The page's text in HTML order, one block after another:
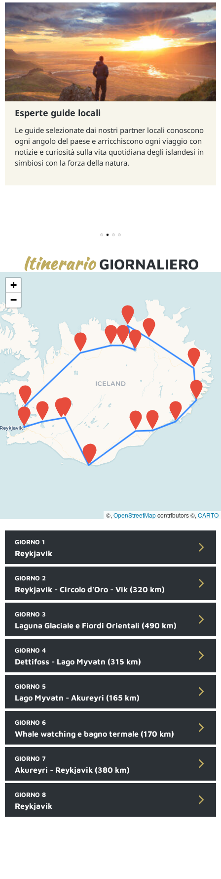
Esperte guide locali
Le guide selezionate dai nostri partner locali conoscono
ogni angolo del paese e arricchiscono ogni viaggio con
notizie e curiosità sulla vita quotidiana degli islandesi in
simbiosi con la forza della natura.
ItinerarioGIORNALIERO
+
−
©, OpenStreetMapcontributors ©, CARTO
GIORNO 1
Reykjavik
GIORNO 2
Reykjavik - Circolo d'Oro - Vik (320 km)
GIORNO 3
Laguna Glaciale e Fiordi Orientali (490 km)
GIORNO 4
Dettifoss - Lago Myvatn (315 km)
GIORNO 5
Lago Myvatn - Akureyri (165 km)
GIORNO 6
Whale watching e bagno termale (170 km)
GIORNO 7
Akureyri - Reykjavik (380 km)
GIORNO 8
Reykjavik